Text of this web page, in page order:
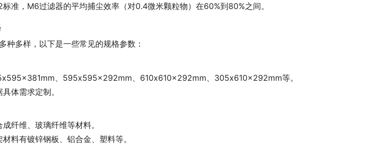
准，M6过滤器的平均捕尘效率（对0.4微米颗粒物）在60%到80%之间。
种多样，以下是一些常见的规格参数：
、595x595x292mm、610x610x292mm、305x610x292mm等。
体需求定制。
纤维、玻璃纤维等材料。
材料有镀锌钢板、铝合金、塑料等。